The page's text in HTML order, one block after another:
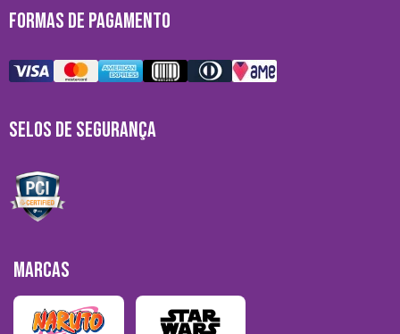
FORMAS DE PAGAMENTO
SELOS DE SEGURANÇA
MARCAS